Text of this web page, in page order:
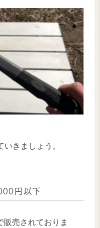
きましょう。
円以下
売されておりま